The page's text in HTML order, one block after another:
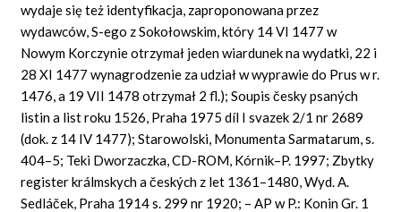
wydaje się też identyfikacja, zaproponowana przez
wydawców, S-ego z Sokołowskim, który 14 VI 1477 w
Nowym Korczynie otrzymał jeden wiardunek na wydatki, 22 i
28 XI 1477 wynagrodzenie za udział w wyprawie do Prus w r.
1476, a 19 VII 1478 otrzymał 2 fl.); Soupis česky psaných
listin a list roku 1526, Praha 1975 díl I svazek 2/1 nr 2689
(dok. z 14 IV 1477); Starowolski, Monumenta Sarmatarum, s.
404–5; Teki Dworzaczka, CD-ROM, Kórnik–P. 1997; Zbytky
register králmskych a českých z let 1361–1480, Wyd. A.
Sedláček, Praha 1914 s. 299 nr 1920; – AP w P.: Konin Gr. 1